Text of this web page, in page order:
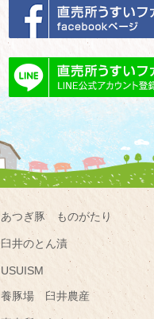
あつぎ豚 ものがたり
臼井のとん漬
USUISM
養豚場 臼井農産